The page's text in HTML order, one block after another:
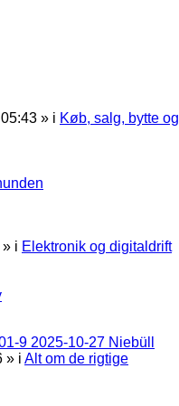
» i Køb, salg, bytte og
» i Elektronik og digitaldrift
9 2025-10-27 Niebüll
» i Alt om de rigtige